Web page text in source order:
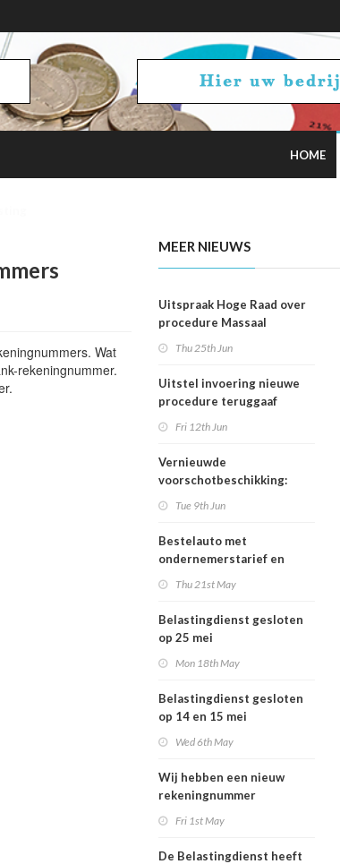
HOME
Wat
rekeningnummer.
MEER NIEUWS
Uitspraak Hoge Raad over
procedure Massaal
Thu 25th Jun
Uitstel invoering nieuwe
procedure teruggaaf
Fri 12th Jun
Vernieuwde
voorschotbeschikking:
Tue 9th Jun
Bestelauto met
ondernemerstarief en
tijdelijk minder
motorrijtuigenbelasting
Thu 21st May
Belastingdienst gesloten
op 25 mei
Mon 18th May
Belastingdienst gesloten
op 14 en 15 mei
Wed 6th May
Wij hebben een nieuw
rekeningnummer
Fri 1st May
De Belastingdienst heeft